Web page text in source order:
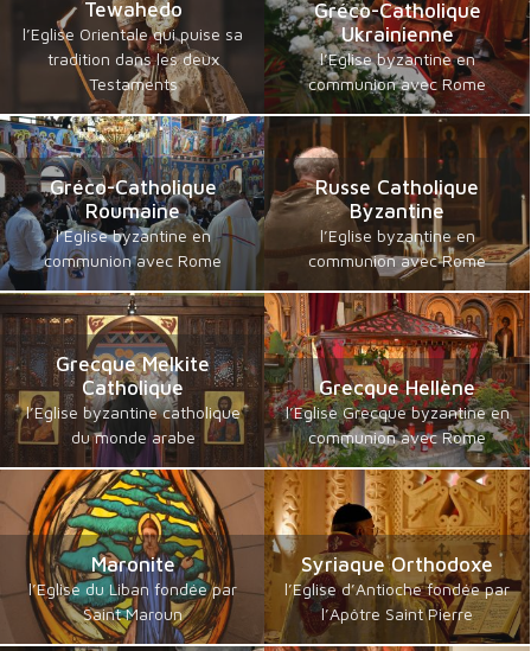
Tewahedo
l’Eglise Orientale qui puise sa
tradition dans les deux
Testaments
Gréco-Catholique
Ukrainienne
l’Eglise byzantine en
communion avec Rome
Gréco-Catholique
Roumaine
l’Eglise byzantine en
communion avec Rome
Russe Catholique
Byzantine
l’Eglise byzantine en
communion avec Rome
Grecque Melkite
Catholique
l’Eglise byzantine catholique
du monde arabe
Grecque Hellène
l’Eglise Grecque byzantine en
communion avec Rome
Maronite
l’Eglise du Liban fondée par
Saint Maroun
Syriaque Orthodoxe
l’Eglise d’Antioche fondée par
l’Apôtre Saint Pierre